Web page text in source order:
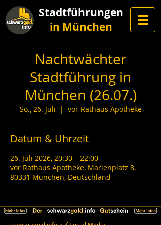
Stadtführungen
in München
Nachtwächter
Stadtführung in
München (26.07.)
So., 26. Juli
  |
vor Rathaus Apotheke
Datum & Uhrzeit
26. Juli 2026, 20:30 – 22:00
vor Rathaus Apotheke, Marienplatz 8,
80331 München, Deutschland